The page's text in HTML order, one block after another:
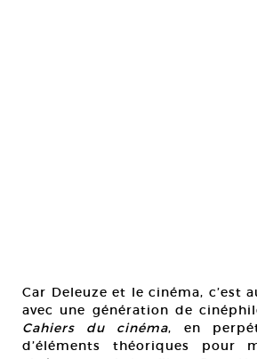
Car Deleuze et le cinéma, c’est
avec une génération de
Cahiers du cinéma, en
d’éléments théoriques pour